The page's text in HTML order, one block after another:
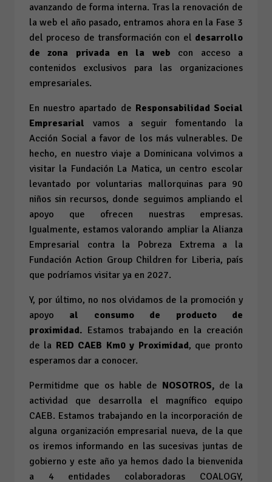
avanzando de forma interna. Tras la renovación de
la web el año pasado, entramos ahora en la Fase 3
del proceso de transformación con el desarrollo
de zona privada en la web con acceso a
contenidos exclusivos para las organizaciones
empresariales.
En nuestro apartado de Responsabilidad Social
Empresarial vamos a seguir fomentando la
Acción Social a favor de los más vulnerables. De
hecho, en nuestro viaje a Dominicana volvimos a
visitar la Fundación La Matica, un centro escolar
levantado por voluntarias mallorquinas para 90
niños sin recursos, donde seguimos ampliando el
apoyo que ofrecen nuestras empresas.
Igualmente, estamos valorando ampliar la Alianza
Empresarial contra la Pobreza Extrema a la
Fundación Action Group Children for Liberia, país
que podríamos visitar ya en 2027.
Y, por último, no nos olvidamos de la promoción y
apoyo al consumo de producto de
proximidad. Estamos trabajando en la creación
de la RED CAEB Km0 y Proximidad, que pronto
esperamos dar a conocer.
Permitidme que os hable de NOSOTROS, de la
actividad que desarrolla el magnífico equipo
CAEB. Estamos trabajando en la incorporación de
alguna organización empresarial nueva, de la que
os iremos informando en las sucesivas juntas de
gobierno y este año ya hemos dado la bienvenida
a 4 entidades colaboradoras COALOGY,